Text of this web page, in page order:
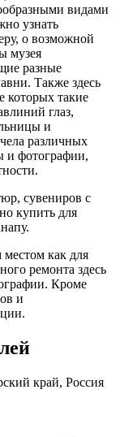
видами
узнать
о возможной
музея
разные
Также здесь
которых такие
глаз,
и
различных
и фотографии,
сувениров с
купить для
как для
ремонта здесь
Кроме
и
край, Россия